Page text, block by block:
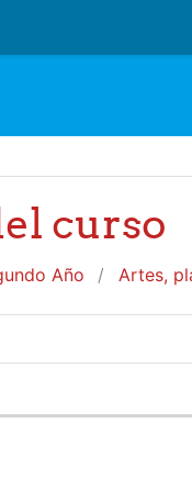
curso
Año Artes,